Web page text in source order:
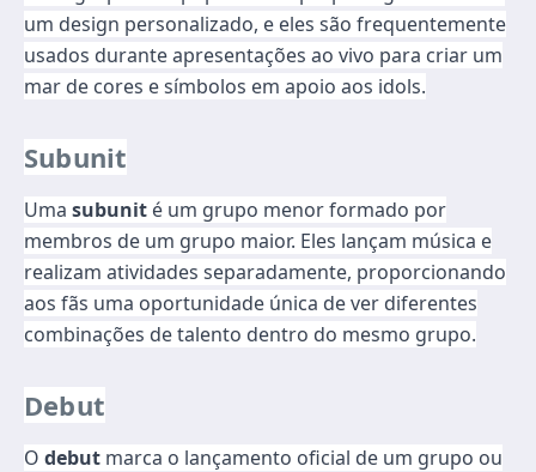
um design personalizado, e eles são frequentemente
usados durante apresentações ao vivo para criar um
mar de cores e símbolos em apoio aos idols.
Subunit
Uma subunit é um grupo menor formado por
membros de um grupo maior. Eles lançam música e
realizam atividades separadamente, proporcionando
aos fãs uma oportunidade única de ver diferentes
combinações de talento dentro do mesmo grupo.
Debut
O debut marca o lançamento oficial de um grupo ou